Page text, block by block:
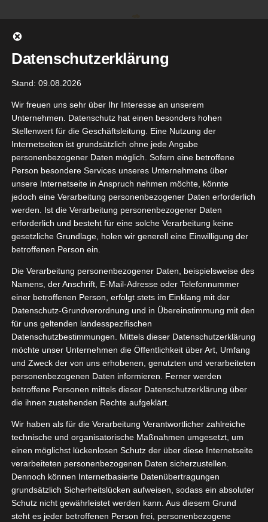
springen
Gehe zu ...
Zeige
grösseres
Bild
[WERBUNG] fam walls Test –
Ich liebe zeitlose und stilvolle Dekorationen, dazu
bin ich absoluter Familienmensch
Datenschutzerklärung
Stand: 09.08.2026
Wir freuen uns sehr über Ihr Interesse an unserem
Unternehmen. Datenschutz hat einen besonders hohen
Stellenwert für die Geschäftsleitung. Eine Nutzung der
Internetseiten ist grundsätzlich ohne jede Angabe
personenbezogener Daten möglich. Sofern eine betroffene
Person besondere Services unseres Unternehmens über
unsere Internetseite in Anspruch nehmen möchte, könnte
jedoch eine Verarbeitung personenbezogener Daten erforderlich
werden. Ist die Verarbeitung personenbezogener Daten
erforderlich und besteht für eine solche Verarbeitung keine
gesetzliche Grundlage, holen wir generell eine Einwilligung der
betroffenen Person ein.
Die Verarbeitung personenbezogener Daten, beispielsweise des
Namens, der Anschrift, E-Mail-Adresse oder Telefonnummer
einer betroffenen Person, erfolgt stets im Einklang mit der
Datenschutz-Grundverordnung und in Übereinstimmung mit den
für uns geltenden landesspezifischen
Datenschutzbestimmungen. Mittels dieser Datenschutzerklärung
möchte unser Unternehmen die Öffentlichkeit über Art, Umfang
und Zweck der von uns erhobenen, genutzten und verarbeiteten
personenbezogenen Daten informieren. Ferner werden
betroffene Personen mittels dieser Datenschutzerklärung über
die ihnen zustehenden Rechte aufgeklärt.
Wir haben als für die Verarbeitung Verantwortlicher zahlreiche
technische und organisatorische Maßnahmen umgesetzt, um
einen möglichst lückenlosen Schutz der über diese Internetseite
verarbeiteten personenbezogenen Daten sicherzustellen.
Dennoch können Internetbasierte Datenübertragungen
grundsätzlich Sicherheitslücken aufweisen, sodass ein absoluter
Schutz nicht gewährleistet werden kann. Aus diesem Grund
steht es jeder betroffenen Person frei, personenbezogene